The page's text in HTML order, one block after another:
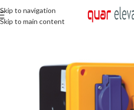
Skip to navigation
Skip to main content